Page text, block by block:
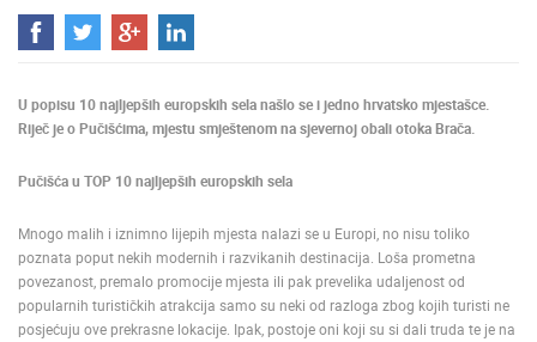
MEDIJI O
PRIZNANJA
ZA NOVE
TERMS OF
USE
PRIVACY
U popisu 10 najljepših europskih sela našlo se i jedno hrvatsko mjestašce.
Riječ je o Pučišćima, mjestu smještenom na sjevernoj obali otoka Brača.
Pučišća u TOP 10 najljepših europskih sela
Mnogo malih i iznimno lijepih mjesta nalazi se u Europi, no nisu toliko
poznata poput nekih modernih i razvikanih destinacija. Loša prometna
povezanost, premalo promocije mjesta ili pak prevelika udaljenost od
popularnih turističkih atrakcija samo su neki od razloga zbog kojih turisti ne
posjećuju ove prekrasne lokacije. Ipak, postoje oni koji su si dali truda te je na